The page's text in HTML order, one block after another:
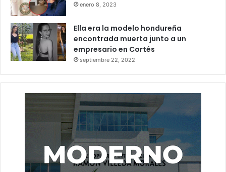
enero 8, 2023
Ella era la modelo hondureña
encontrada muerta junto a un
empresario en Cortés
septiembre 22, 2022